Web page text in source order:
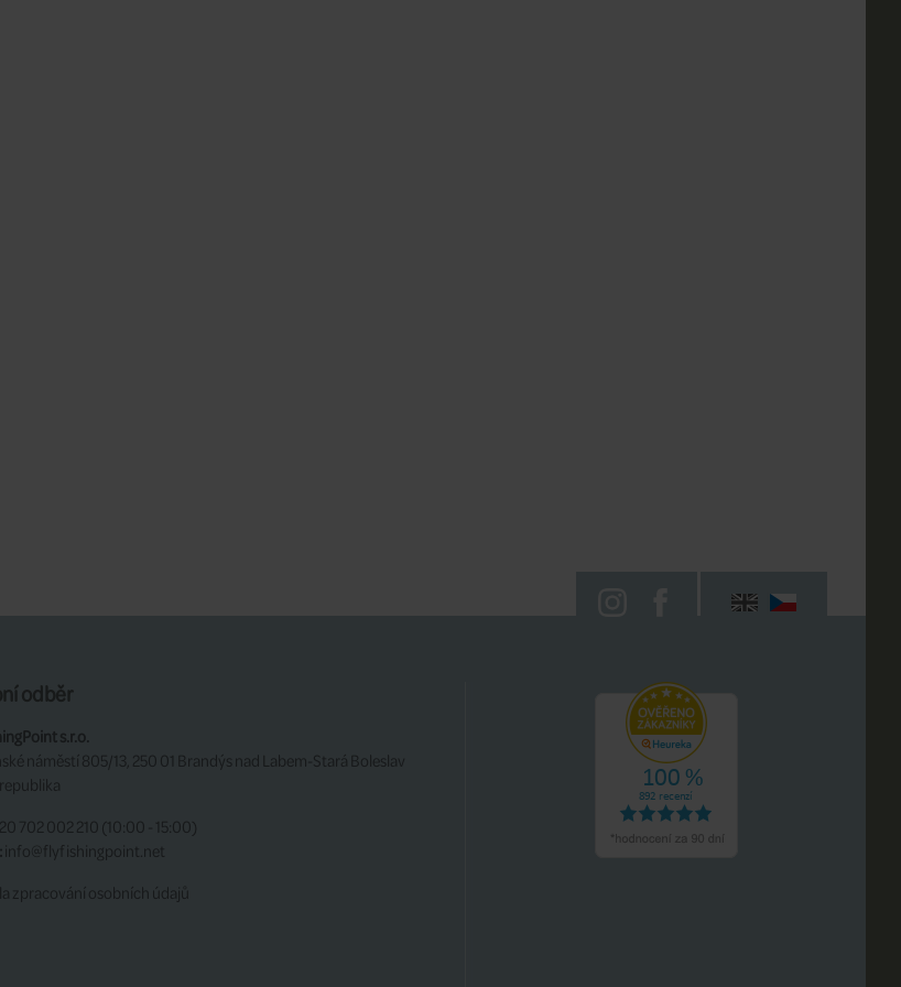
odběr
s.r.o.
náměstí 805/13, 250 01 Brandýs nad Labem-Stará Boleslav
702 002 210 (10:00 - 15:00)
info@flyfishingpoint.net
zpracování osobních údajů